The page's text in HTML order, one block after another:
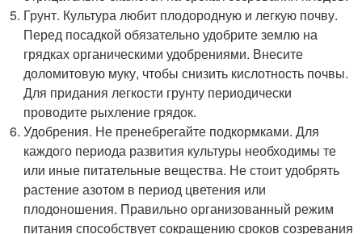
Грунт. Культура любит плодородную и легкую почву.
Перед посадкой обязательно удобрите землю на
грядках органическими удобрениями. Внесите
доломитовую муку, чтобы снизить кислотность почвы.
Для придания легкости грунту периодически
проводите рыхление грядок.
Удобрения. Не пренебрегайте подкормками. Для
каждого периода развития культуры необходимы те
или иные питательные вещества. Не стоит удобрять
растение азотом в период цветения или
плодоношения. Правильно организованный режим
питания способствует сокращению сроков созревания